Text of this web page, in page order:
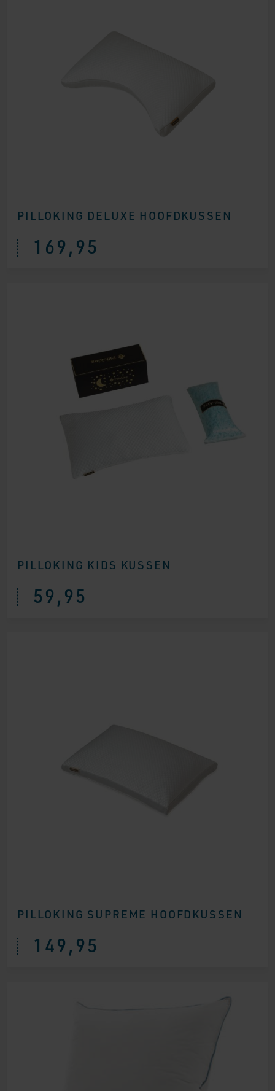
PILLOKING DELUXE HOOFDKUSSEN
169,95
PILLOKING KIDS KUSSEN
59,95
PILLOKING SUPREME HOOFDKUSSEN
149,95